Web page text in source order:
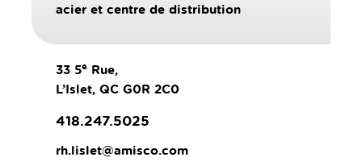
acier et centre de distribution
33 5e Rue,
L’Islet, QC G0R 2C0
418.247.5025
rh.lislet@amisco.com